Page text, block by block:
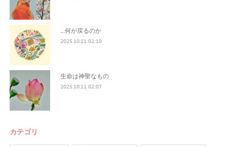
...何が戻るのか
2025.10.11 02:10
生命は神聖なもの
2025.10.11 02:07
カテゴリ